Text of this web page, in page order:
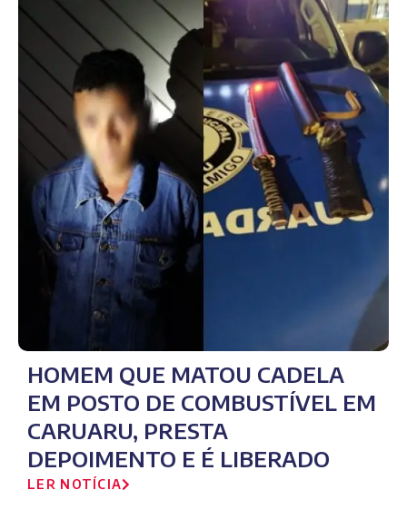
HOMEM QUE MATOU CADELA
EM POSTO DE COMBUSTÍVEL EM
CARUARU, PRESTA
DEPOIMENTO E É LIBERADO
LER NOTÍCIA